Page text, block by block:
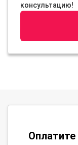
консультацию!
Оплатите